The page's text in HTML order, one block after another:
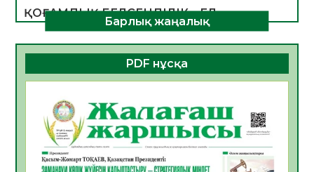
ҚОҒАМДЫҚ БЕЛСЕНДІЛІК – ЕЛ
ДАМУЫНЫҢ НЕГІЗІ
06.08.2026
24 0
ҚҰРЫЛТАЙ САЙЛАУЫ – БОЛАШАҚҚА
БАСТАР ЖАУАПТЫ ТАҢДАУ
06.08.2026
Инфекциялық ауруларға қарсы иммундау
жұмыстарының тиімділігі
06.08.2026
28
Барлық жаңалық
PDF нұсқа